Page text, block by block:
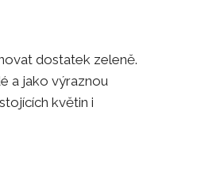
dostatek zeleně.
a jako výraznou
květin i